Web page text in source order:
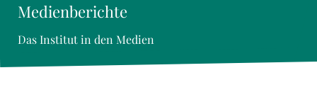
Medienberichte
Das Institut in den Medien